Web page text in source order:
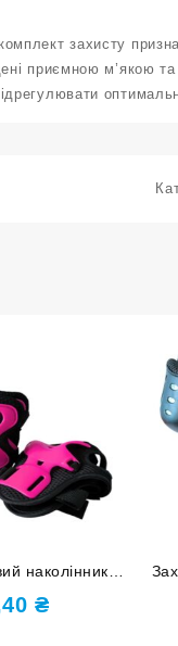
захисту
приємною м’якою
наколінники,
на кисті
S-rose red
₴